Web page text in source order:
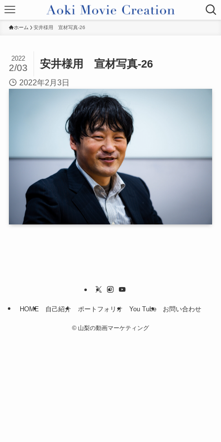
ホーム 安井様用 宣材写真-26
安井様用 宣材写真-26
2022
2/03
2022年2月3日
HOME 自己紹介 ポートフォリオ You Tube お問い合わせ
© 山梨の動画マーケティング